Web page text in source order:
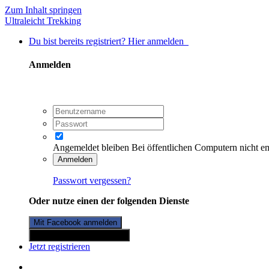
Zum Inhalt springen
Ultraleicht Trekking
Du bist bereits registriert? Hier anmelden
Anmelden
Angemeldet bleiben Bei öffentlichen Computern nicht
Anmelden
Passwort vergessen?
Oder nutze einen der folgenden Dienste
Mit Facebook anmelden
Jetzt registrieren